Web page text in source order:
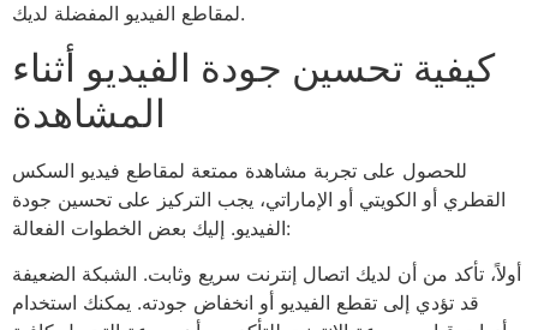
لمقاطع الفيديو المفضلة لديك.
كيفية تحسين جودة الفيديو أثناء
المشاهدة
للحصول على تجربة مشاهدة ممتعة لمقاطع فيديو السكس
القطري أو الكويتي أو الإماراتي، يجب التركيز على تحسين جودة
الفيديو. إليك بعض الخطوات الفعالة:
أولاً، تأكد من أن لديك اتصال إنترنت سريع وثابت. الشبكة الضعيفة
قد تؤدي إلى تقطع الفيديو أو انخفاض جودته. يمكنك استخدام